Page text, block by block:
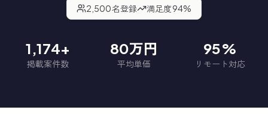
2,500名登録 満足度94%
1,174+
掲載案件数
80万円
平均単価
95%
リモート対応